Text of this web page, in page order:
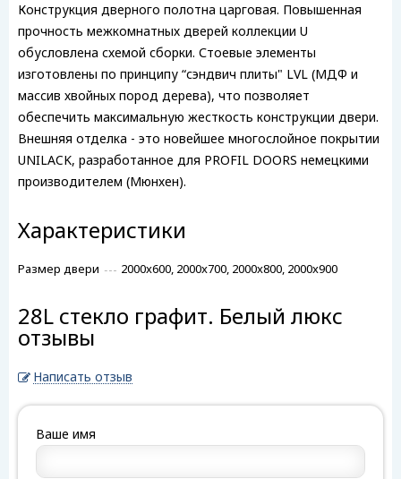
Конструкция дверного полотна царговая. Повышенная
прочность межкомнатных дверей коллекции U
обусловлена схемой сборки. Стоевые элементы
изготовлены по принципу “сэндвич плиты" LVL (МДФ и
массив хвойных пород дерева), что позволяет
обеспечить максимальную жесткость конструкции двери.
Внешняя отделка - это новейшее многослойное покрытии
UNILACK, разработанное для PROFIL DOORS немецкими
производителем (Мюнхен).
Характеристики
Размер двери 2000x600, 2000x700, 2000x800, 2000x900
28L стекло графит. Белый люкс
отзывы
Написать отзыв
Ваше имя